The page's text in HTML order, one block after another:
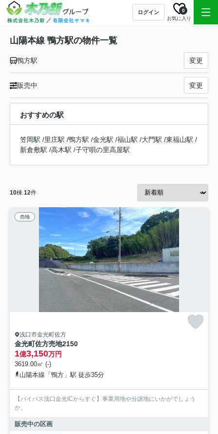
ログイン
お気に入り
0
山陽本線 鴨方駅の物件一覧
鴨方駅 変更
販売中 変更
おすすめの駅
笠岡駅 /里庄駅 /鴨方駅 /金光駅 /福山駅 /大門駅 /東福山駅 /
新倉敷駅 /高木駅 /子守唄の里高屋駅
10棟 12件
売地
浅口市金光町佐方
金光町佐方売地2150
1億3,150万円
3619.00㎡ (-)
山陽本線「鴨方」駅 徒歩35分
【バイパス浅口金光ICからすぐ】事業用地や分譲地にいかがでしょう
か。
販売中の区画